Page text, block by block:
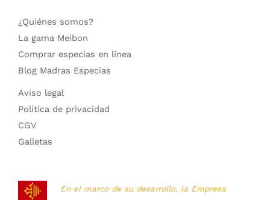
¿Quiénes somos?
La gama Meibon
Comprar especias en línea
Blog Madras Especias
Aviso legal
Política de privacidad
CGV
Galletas
En el marco de su desarrollo, la Empresa